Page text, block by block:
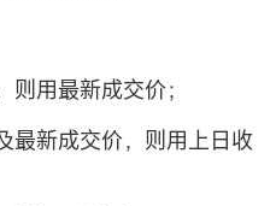
用最新成交价；
新成交价，则用上日收